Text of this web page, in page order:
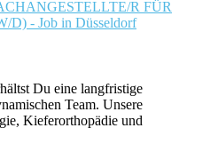
R FÜR
D) - Job in Düsseldorf
Du eine langfristige
Team. Unsere
Kieferorthopädie und